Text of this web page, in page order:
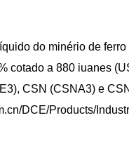
do minério de
cotado a 880 iuanes
CSN (CSNA3) e
DCE/Products/